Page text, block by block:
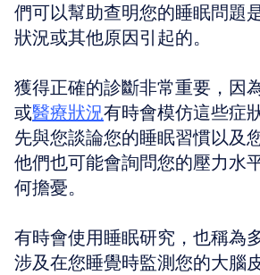
們可以幫助查明您的睡眠問題
狀況或其他原因引起的。
獲得正確的診斷非常重要，因
或醫療狀況有時會模仿這些症
先與您談論您的睡眠習慣以及
他們也可能會詢問您的壓力水
何擔憂。
有時會使用睡眠研究，也稱為
涉及在您睡覺時監測您的大腦